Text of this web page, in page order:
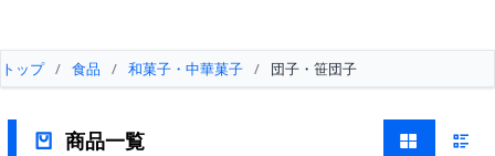
トップ / 食品 / 和菓子・中華菓子 / 団子・笹団子
商品一覧